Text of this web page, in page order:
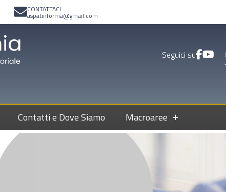
CONTATTACI
aspatinforma@gmail.com
Seguici su
Contatti e Dove Siamo Macroaree